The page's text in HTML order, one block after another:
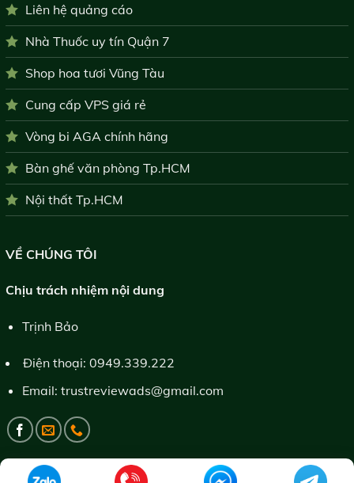
Liên hệ quảng cáo
Nhà Thuốc uy tín Quận 7
Shop hoa tươi Vũng Tàu
Cung cấp VPS giá rẻ
Vòng bi AGA chính hãng
Bàn ghế văn phòng Tp.HCM
Nội thất Tp.HCM
VỀ CHÚNG TÔI
Chịu trách nhiệm nội dung
Trịnh Bảo
Điện thoại: 0949.339.222
Email: trustreviewads@gmail.com